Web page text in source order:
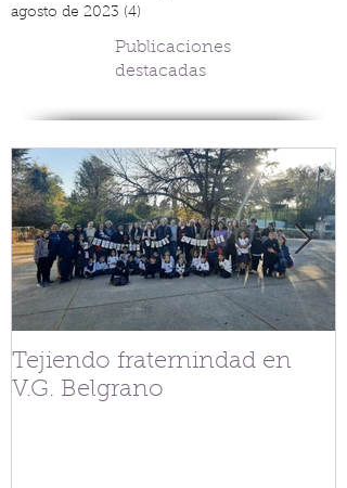
agosto de 2023 (4)
Publicaciones
destacadas
Tejiendo fraternindad en
V.G. Belgrano